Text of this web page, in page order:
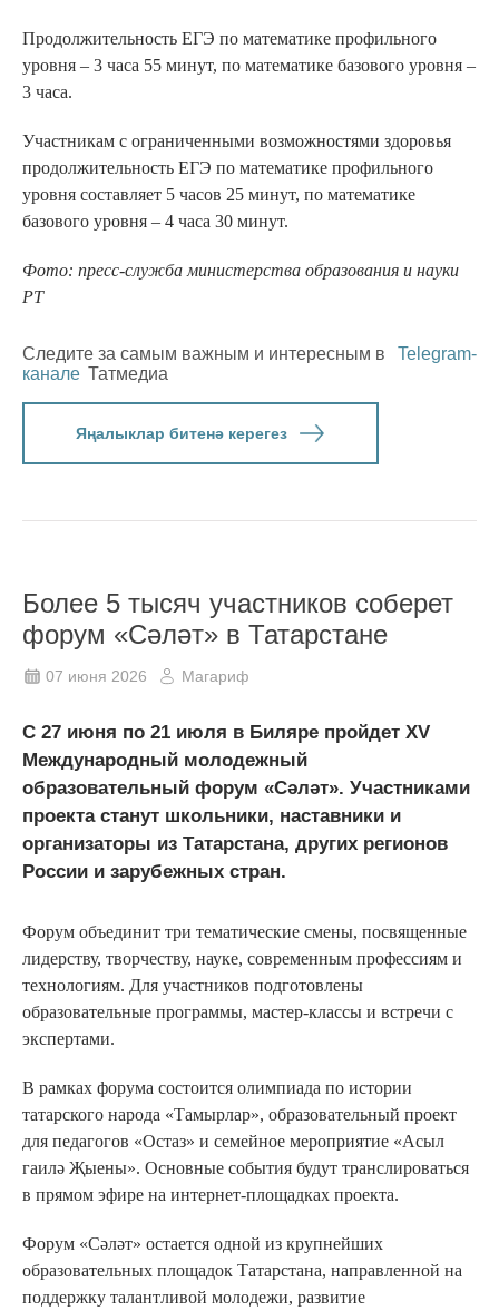
Продолжительность ЕГЭ по математике профильного
уровня – 3 часа 55 минут, по математике базового уровня –
3 часа.
Участникам с ограниченными возможностями здоровья
продолжительность ЕГЭ по математике профильного
уровня составляет 5 часов 25 минут, по математике
базового уровня – 4 часа 30 минут.
Фото: пресс-служба министерства образования и науки
РТ
Следите за самым важным и интересным в
Telegram-
канале Татмедиа
Яңалыклар битенә керегез
Более 5 тысяч участников соберет
форум «Сәләт» в Татарстане
07 июня 2026 Магариф
С 27 июня по 21 июля в Биляре пройдет XV
Международный молодежный
образовательный форум «Сәләт». Участниками
проекта станут школьники, наставники и
организаторы из Татарстана, других регионов
России и зарубежных стран.
Форум объединит три тематические смены, посвященные
лидерству, творчеству, науке, современным профессиям и
технологиям. Для участников подготовлены
образовательные программы, мастер-классы и встречи с
экспертами.
В рамках форума состоится олимпиада по истории
татарского народа «Тамырлар», образовательный проект
для педагогов «Остаз» и семейное мероприятие «Асыл
гаилә Җыены». Основные события будут транслироваться
в прямом эфире на интернет-площадках проекта.
Форум «Сәләт» остается одной из крупнейших
образовательных площадок Татарстана, направленной на
поддержку талантливой молодежи, развитие